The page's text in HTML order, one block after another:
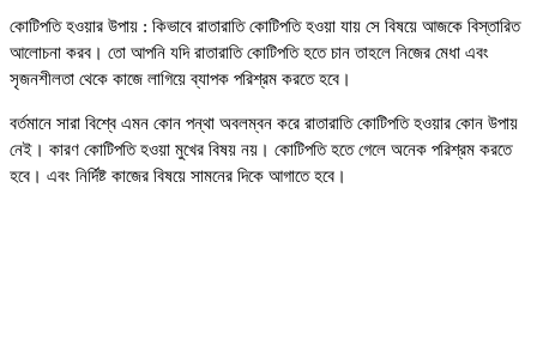
কোটিপতি হওয়ার উপায় : কিভাবে রাতারাতি কোটিপতি হওয়া যায় সে বিষয়ে আজকে বিস্তারিত
আলোচনা করব। তো আপনি যদি রাতারাতি কোটিপতি হতে চান তাহলে নিজের মেধা এবং
সৃজনশীলতা থেকে কাজে লাগিয়ে ব্যাপক পরিশ্রম করতে হবে।
বর্তমানে সারা বিশ্বে এমন কোন পন্থা অবলম্বন করে রাতারাতি কোটিপতি হওয়ার কোন উপায়
নেই। কারণ কোটিপতি হওয়া মুখের বিষয় নয়। কোটিপতি হতে গেলে অনেক পরিশ্রম করতে
হবে। এবং নির্দিষ্ট কাজের বিষয়ে সামনের দিকে আগাতে হবে।